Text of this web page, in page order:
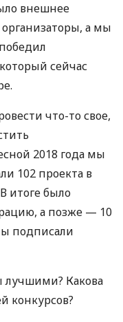
внешнее
а мы
сейчас
что-то свое,
2018 года мы
102 проекта в
итоге было
а позже — 10
подписали
Какова
конкурсов?